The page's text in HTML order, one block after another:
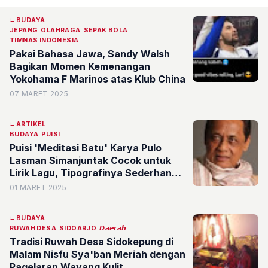
BUDAYA
JEPANG OLAHRAGA SEPAK BOLA
TIMNAS INDONESIA
Pakai Bahasa Jawa, Sandy Walsh
Bagikan Momen Kemenangan
Yokohama F Marinos atas Klub China
07 MARET 2025
ARTIKEL
BUDAYA PUISI
Puisi 'Meditasi Batu' Karya Pulo
Lasman Simanjuntak Cocok untuk
Lirik Lagu, Tipografinya Sederhana
dan Rapi
01 MARET 2025
BUDAYA
RUWAH DESA SIDOARJO 𝘿𝙖𝙚𝙧𝙖𝙝
Tradisi Ruwah Desa Sidokepung di
Malam Nisfu Sya'ban Meriah dengan